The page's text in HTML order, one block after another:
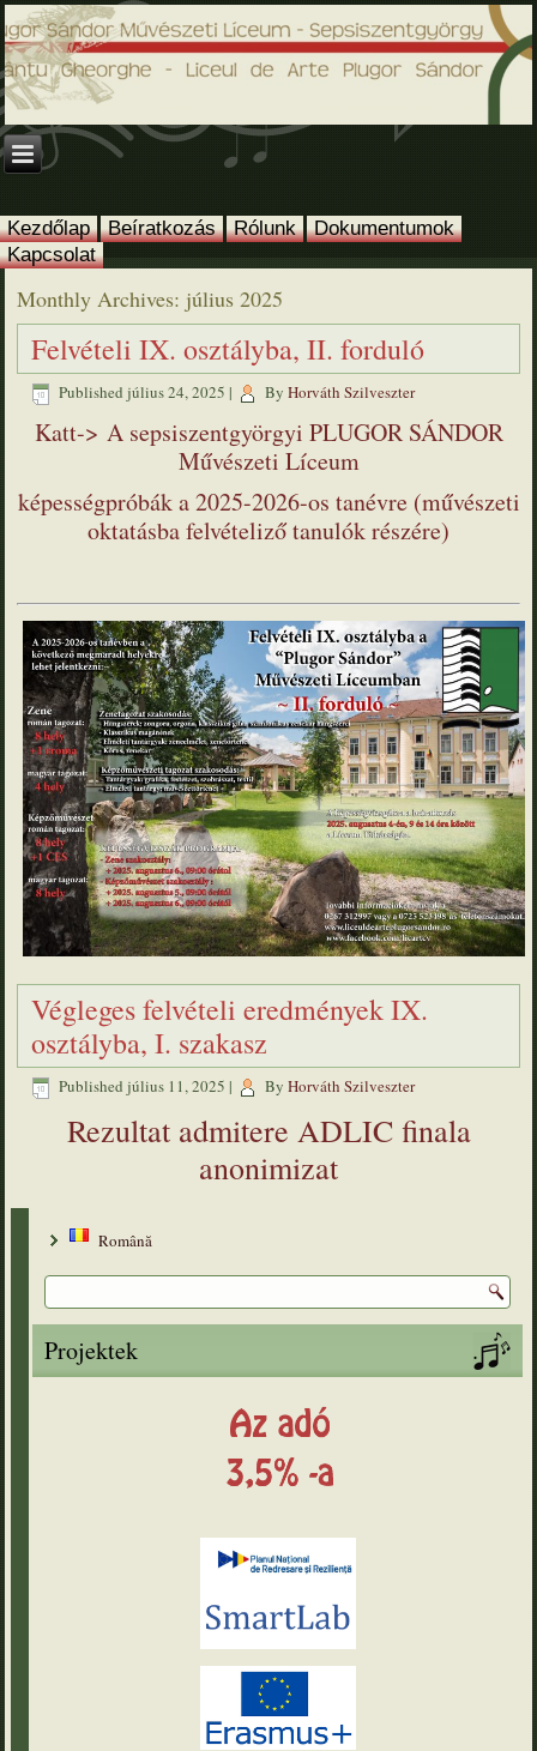
Kezdőlap Beíratkozás Rólunk
Dokumentumok
Kapcsolat
Monthly Archives: július 2025
Felvételi IX. osztályba, II. forduló
Published július 24, 2025 | By Horváth Szilveszter
Katt-> A sepsiszentgyörgyi PLUGOR SÁNDOR
Művészeti Líceum
képességpróbák a 2025-2026-os tanévre (művészeti
oktatásba felvételiző tanulók részére)
Végleges felvételi eredmények IX.
osztályba, I. szakasz
Published július 11, 2025 | By Horváth Szilveszter
Rezultat admitere ADLIC finala
anonimizat
Română
Projektek